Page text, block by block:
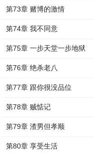
第73章 赌博的激情
第74章 我不同意
第75章 一步天堂一步地狱
第76章 绝杀老八
第77章 跟你很没品位
第78章 贼惦记
第79章 渣男但孝顺
第80章 享受生活